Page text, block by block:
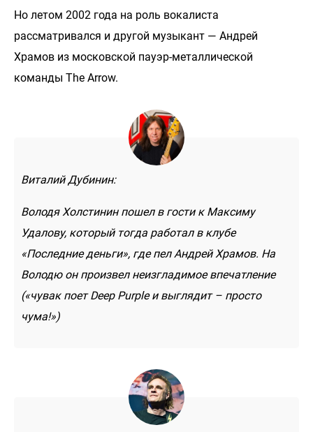
Но летом 2002 года на роль вокалиста
рассматривался и другой музыкант — Андрей
Храмов из московской пауэр-металлической
команды The Arrow.
Виталий Дубинин:
Володя Холстинин пошел в гости к Максиму
Удалову, который тогда работал в клубе
«Последние деньги», где пел Андрей Храмов. На
Володю он произвел неизгладимое впечатление
(«чувак поет Deep Purple и выглядит – просто
чума!»)